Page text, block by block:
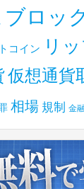
ブロッ
コイン リ
仮想通貨
相場 規制 金